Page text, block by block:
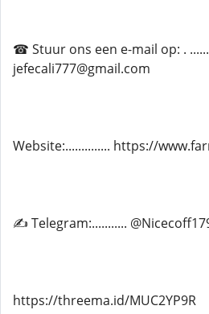
☎ Stuur ons een e-mail op: .
jefecali777@gmail.com
Website:.............. https://
✍ Telegram:...........
https://threema.id/MUC2YP9R